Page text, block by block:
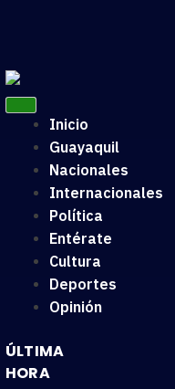
Inicio
Guayaquil
Nacionales
Internacionales
Política
Entérate
Cultura
Deportes
Opinión
ÚLTIMA
HORA